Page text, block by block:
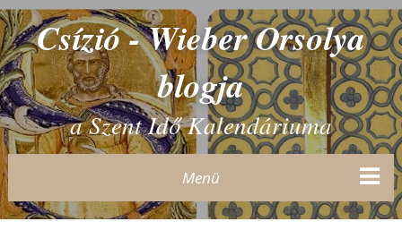
Csízió - Wieber Orsolya
blogja
a Szent Idő Kalendáriuma
Menü